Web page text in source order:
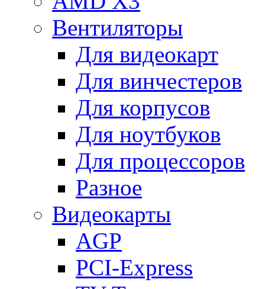
Вентиляторы
Для видеокарт
Для винчестеров
Для корпусов
Для ноутбуков
Для процессоров
Разное
Видеокарты
AGP
PCI-Express